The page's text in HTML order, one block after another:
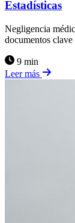
Estadísticas
Negligencia
documentos
9 min
Leer más